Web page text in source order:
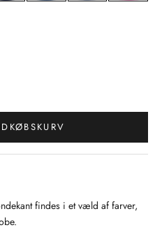
findes i et væld af farver,